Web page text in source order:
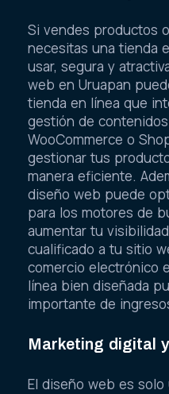
Si vendes productos
necesitas una tienda
usar, segura y
web en Uruapan
tienda en línea que
gestión de
WooCommerce o
gestionar tus
manera eficiente.
diseño web puede
para los motores de
aumentar tu
cualificado a tu sitio
comercio electrónico
línea bien diseñada
importante de
Marketing digital
El diseño web es